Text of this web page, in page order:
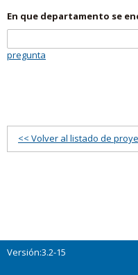
En que departamento se
pregunta
<< Volver al listado de
Versión:3.2-15